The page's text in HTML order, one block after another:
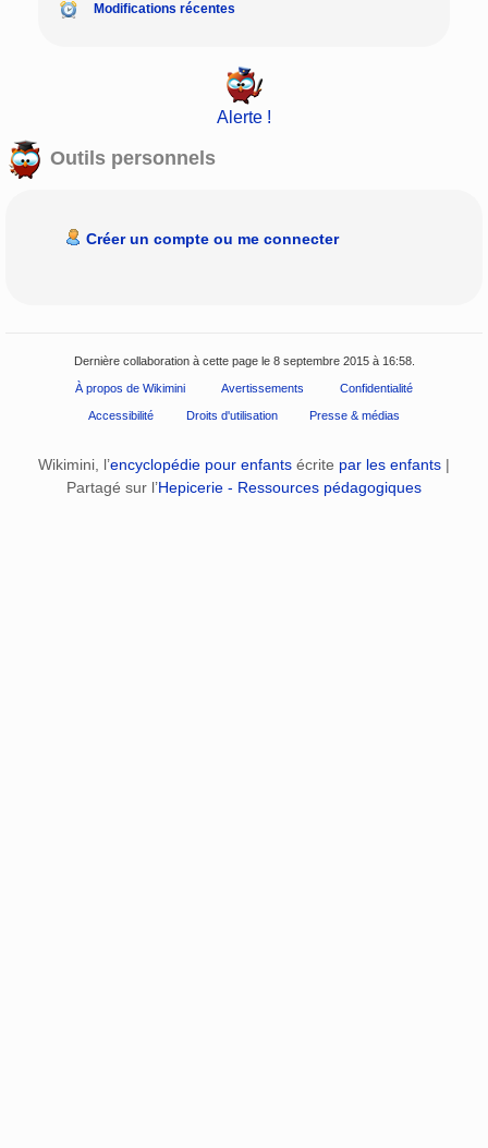
Modifications récentes
Alerte !
Outils personnels
Créer un compte ou me connecter
Dernière collaboration à cette page le 8 septembre 2015 à 16:58.
À propos de Wikimini Avertissements Confidentialité
Accessibilité Droits d'utilisation Presse & médias
Wikimini, l’encyclopédie pour enfants écrite par les enfants |
Partagé sur l’Hepicerie - Ressources pédagogiques